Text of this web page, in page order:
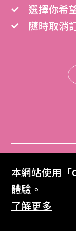
本網站使用「
體驗。
了解更多
選擇你希
隨時取消
門票
Get Tickets
M+雜誌